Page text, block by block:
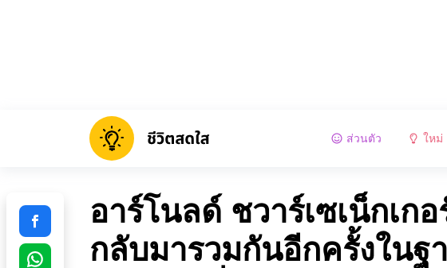
ส่วนตัว ใหม่
อาร์โนลด์ ชวาร์เซเน็กเก
กลับมารวมกันอีกครั้งในฐ